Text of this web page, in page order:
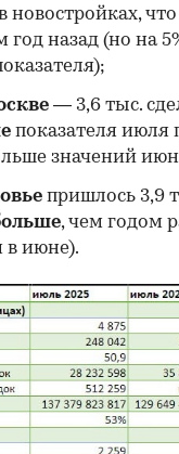
/ 00:00
новостройках,
год назад (но на
— 3,6 тыс.
показателя июля
значений
пришлось 3,9
, чем годом
в июне).